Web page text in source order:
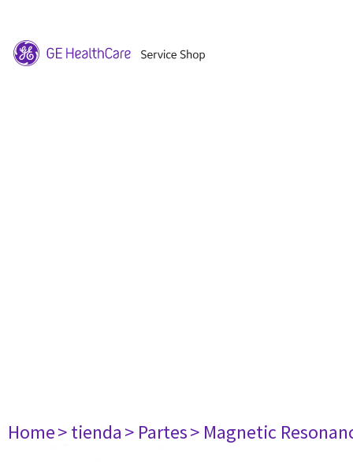
Home> tienda> Partes> Magnetic